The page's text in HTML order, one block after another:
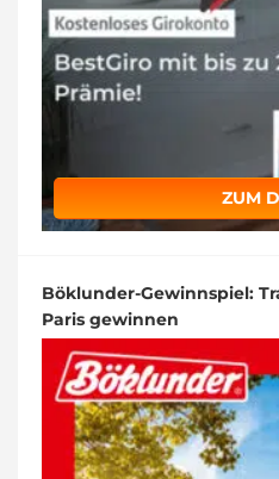
ZUM
Böklunder-Gewinnspiel:
Paris gewinnen